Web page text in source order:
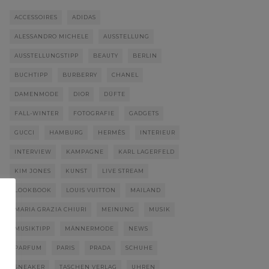
ACCESSOIRES ADIDAS
ALESSANDRO MICHELE AUSSTELLUNG
AUSSTELLUNGSTIPP BEAUTY BERLIN
BUCHTIPP BURBERRY CHANEL
DAMENMODE DIOR DÜFTE
FALL-WINTER FOTOGRAFIE GADGETS
GUCCI HAMBURG HERMÈS INTERIEUR
INTERVIEW KAMPAGNE KARL LAGERFELD
KIM JONES KUNST LIVE STREAM
LOOKBOOK LOUIS VUITTON MAILAND
MARIA GRAZIA CHIURI MEINUNG MUSIK
MUSIKTIPP MÄNNERMODE NEWS
PARFUM PARIS PRADA SCHUHE
SNEAKER TASCHEN VERLAG UHREN